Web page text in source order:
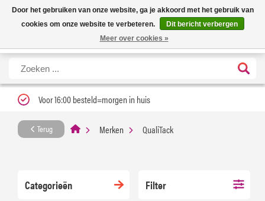
Nieuwe levertijd: 1 tot 3 werkdagen | Nu 25% korting op gehele assortiment
Carfume met kortingscode ''verfrissend''
X
Voor 16:00 besteld=morgen in huis
Terug Merken QualiTack
Categorieën Filter
Door het gebruiken van onze website, ga je akkoord met het gebruik van
cookies om onze website te verbeteren.
Dit bericht verbergen
Meer over cookies »